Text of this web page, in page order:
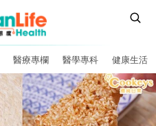
醫療專欄 醫學專科 健康生活